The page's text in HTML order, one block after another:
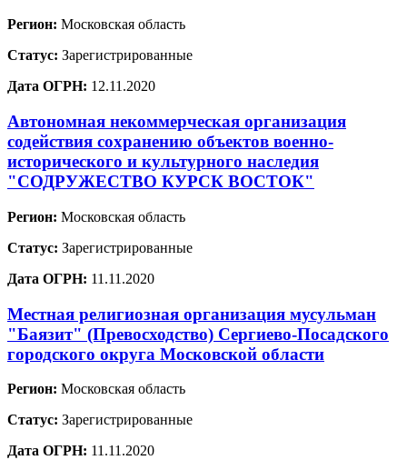
Регион: Московская область
Статус: Зарегистрированные
Дата ОГРН: 12.11.2020
Автономная некоммерческая организация
содействия сохранению объектов военно-
исторического и культурного наследия
"СОДРУЖЕСТВО КУРСК ВОСТОК"
Регион: Московская область
Статус: Зарегистрированные
Дата ОГРН: 11.11.2020
Местная религиозная организация мусульман
"Баязит" (Превосходство) Сергиево-Посадского
городского округа Московской области
Регион: Московская область
Статус: Зарегистрированные
Дата ОГРН: 11.11.2020